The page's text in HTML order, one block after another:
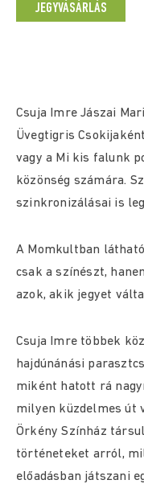
JEGYVÁSÁRLÁS
Csuja Imre Jászai
Üvegtigris
vagy a Mi kis falunk
közönség számára.
szinkronizálásai is
A Momkultban
csak a színészt,
azok, akik jegyet
Csuja Imre többek
hajdúnánási
miként hatott rá
milyen küzdelmes út
Örkény Színház
történeteket arról,
előadásban játszani